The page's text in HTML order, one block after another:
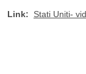
Link: Stati Uniti-